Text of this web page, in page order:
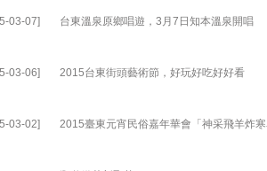
03-07] 台東溫泉原鄉唱遊，3月7日知本溫泉開唱
03-06] 2015台東街頭藝術節，好玩好吃好好看
03-02] 2015臺東元宵民俗嘉年華會「神采飛羊炸